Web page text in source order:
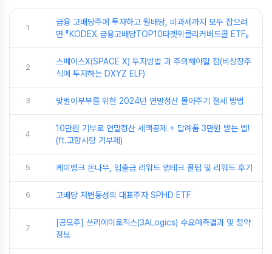
1
금융 고배당주에 투자하고 월배당, 비과세까지 모두 잡으려
면 『KODEX 금융고배당TOP10타겟위클리커버드콜 ETF』
2
스페이스X(SPACE X) 투자방법 과 주의해야할 점(비상장주
식에 투자하는 DXYZ ELF)
3 맞벌이부부를 위한 2024년 연말정산 몰아주기 절세 방법
4
10만원 기부로 연말정산 세액공제 + 답례품 3만원 받는 법!
(ft.고향사랑 기부제)
5 케이뱅크 돈나무, 입출금 리워드 앱테크 꿀팁 및 리워드 후기
6 고배당 저변동성의 대표주자 SPHD ETF
7
[공모주] 쓰리에이로직스(3ALogics) 수요예측결과 및 청약
정보